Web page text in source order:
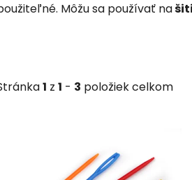
Môžu sa používať na
1 z 1 - 3 položiek celkom